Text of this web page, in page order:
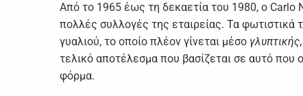
Από το 1965 έως τη δεκαετία του 1980, ο Carlo
πολλές συλλογές της εταιρείας. Τα
γυαλιού, το οποίο πλέον γίνεται μέσο γλυπτικής
τελικό αποτέλεσμα που βασίζεται σε αυτό που
φόρμα.